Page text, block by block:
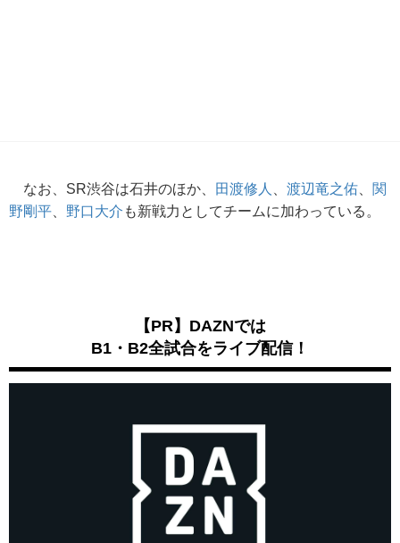
なお、SR渋谷は石井のほか、 田渡修人 渡辺竜之佑
関
野剛平
野口大介 も新戦力としてチームに加わっている。
【PR】DAZNでは
B1・B2全試合をライブ配信！